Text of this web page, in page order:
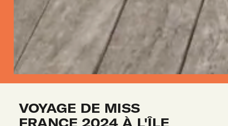
VOYAGE DE MISS
FRANCE 2024 À L'ÎLE